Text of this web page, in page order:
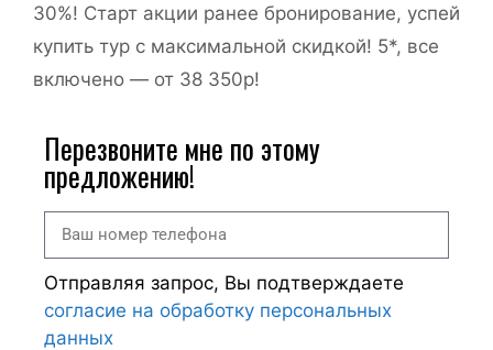
30%! Старт акции ранее бронирование, успей
купить тур с максимальной скидкой! 5*, все
включено — от 38 350р!
Перезвоните мне по этому
предложению!
Отправляя запрос, Вы подтверждаете
согласие на обработку персональных
данных